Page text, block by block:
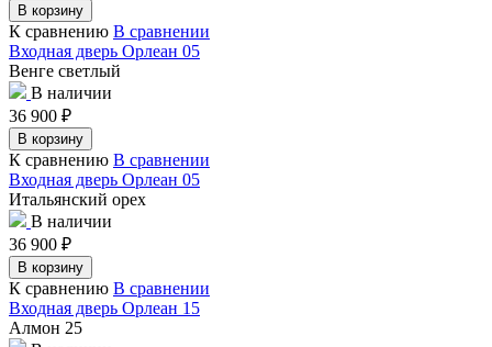
В корзину
К сравнению В сравнении
Входная дверь Орлеан 05
Венге светлый
В наличии
36 900 ₽
В корзину
К сравнению В сравнении
Входная дверь Орлеан 05
Итальянский орех
В наличии
36 900 ₽
В корзину
К сравнению В сравнении
Входная дверь Орлеан 15
Алмон 25